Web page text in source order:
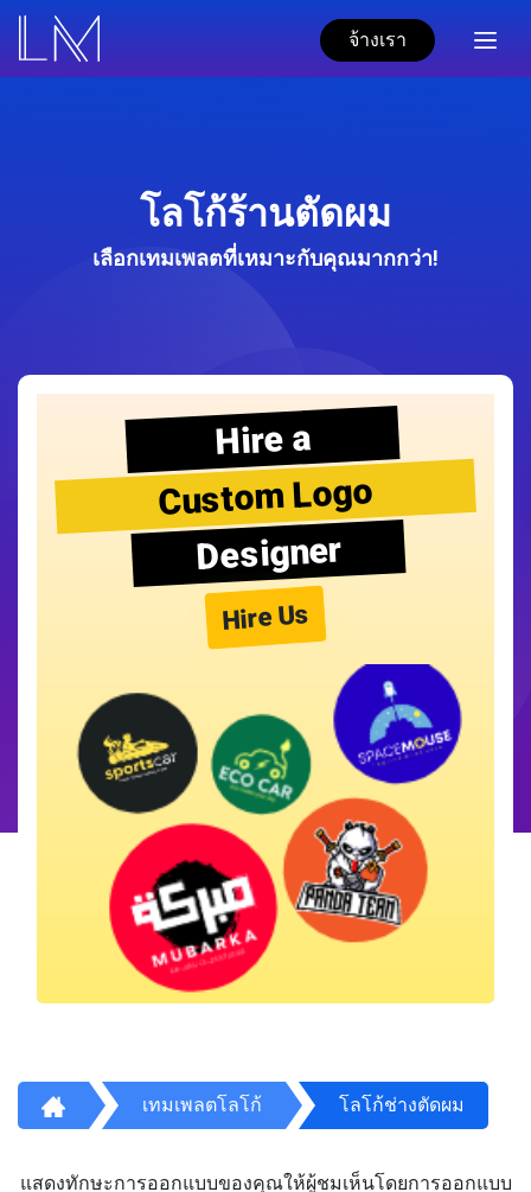
จ้างเรา
โลโก้ร้านตัดผม
เลือกเทมเพลตที่เหมาะกับคุณมากกว่า!
Hire a
Custom Logo
Designer
Hire Us
เทมเพลตโลโก้ โลโก้ช่างตัดผม
แสดงทักษะการออกแบบของคุณให้ผู้ชมเห็นโดยการออกแบบ